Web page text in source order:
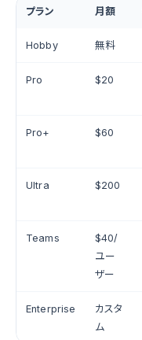
プラン 月額
Hobby 無料
Pro $20
Pro+ $60
Ultra $200
Teams
$40/
ユー
ザー
Enterprise
カスタ
ム